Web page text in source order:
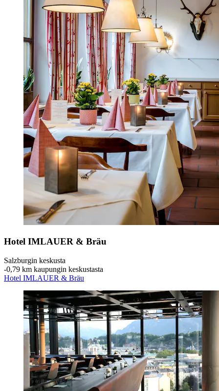
Hotel IMLAUER & Bräu
Salzburgin keskusta
‐0,79 km kaupungin keskustasta
Hotel IMLAUER & Bräu